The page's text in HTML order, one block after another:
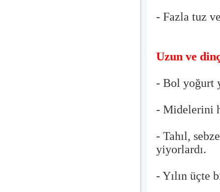
- Fazla tuz
Uzun ve
- Bol yoğurt
- Midelerini
- Tahıl,
yiyorlardı.
- Yılın üçte